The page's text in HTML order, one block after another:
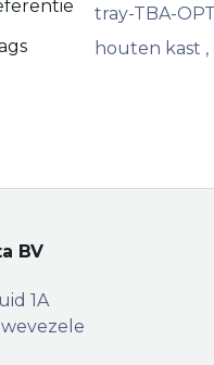
tray-TBA-
houten kast ,
BV
1A